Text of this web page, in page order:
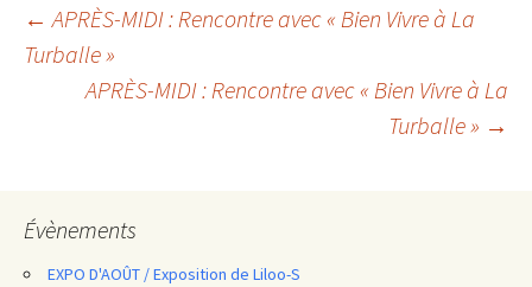
Navigation
des
← APRÈS-MIDI : Rencontre avec « Bien Vivre à La
Turballe »
APRÈS-MIDI : Rencontre avec « Bien Vivre à La
Turballe » →
Évènements
EXPO D'AOÛT / Exposition de Liloo-S